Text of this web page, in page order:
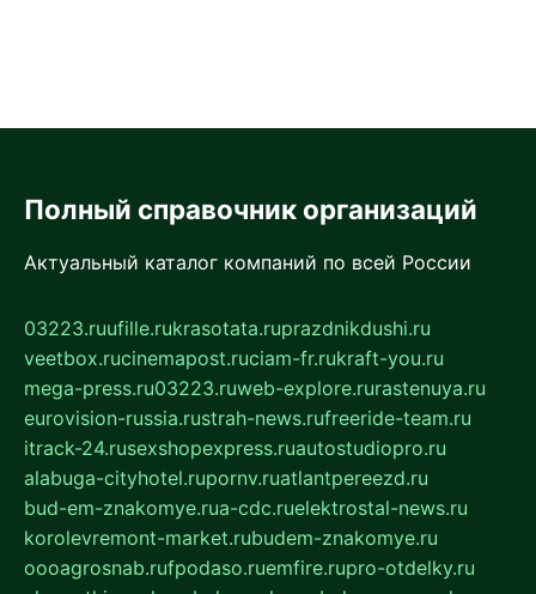
Полный справочник организаций
Актуальный каталог компаний по всей России
03223.ruufille.rukrasotata.ruprazdnikdushi.ru
veetbox.rucinemapost.ruciam-fr.rukraft-you.ru
mega-press.ru03223.ruweb-explore.rurastenuya.ru
eurovision-russia.rustrah-news.rufreeride-team.ru
itrack-24.rusexshopexpress.ruautostudiopro.ru
alabuga-cityhotel.rupornv.ruatlantpereezd.ru
bud-em-znakomye.rua-cdc.ruelektrostal-news.ru
korolevremont-market.rubudem-znakomye.ru
oooagrosnab.rufpodaso.ruemfire.rupro-otdelky.ru